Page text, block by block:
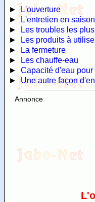
►L'ouverture
► L'entretien en saison
►
Les troubles les
►
Les produits à
►
La fermeture
►
Les chauffe-eau
► Capacité d'eau
►Une autre façon
Annonce